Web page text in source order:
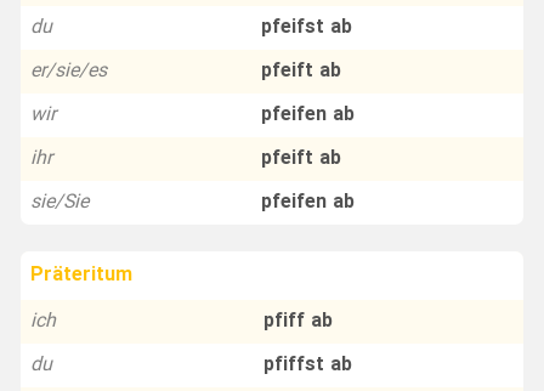
du
pfeifst ab
er/sie/es
pfeift ab
wir
pfeifen ab
ihr
pfeift ab
sie/Sie
pfeifen ab
Präteritum
ich
pfiff ab
du
pfiffst ab